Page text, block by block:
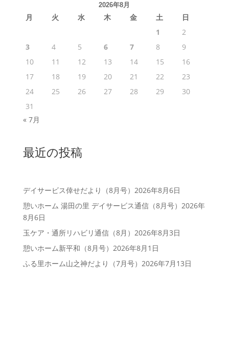
2026年8月
月 火 水 木 金 土
日
1
2
3
4 5 6 7 8
9
10
11 12 13 14 15
16
17
18 19 20 21 22
23
24
25 26 27 28 29
30
31
« 7月
最近の投稿
デイサービス倖せだより（8月号） 2026年8月6日
憩いホーム 湯田の里 デイサービス通信（8月号） 2026年
8月6日
玉ケア・通所リハビリ通信（8月） 2026年8月3日
憩いホーム新平和（8月号） 2026年8月1日
ふる里ホーム山之神だより（7月号） 2026年7月13日